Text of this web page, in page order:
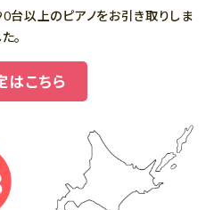
以上のピアノをお引き取りしま
。
はこちら